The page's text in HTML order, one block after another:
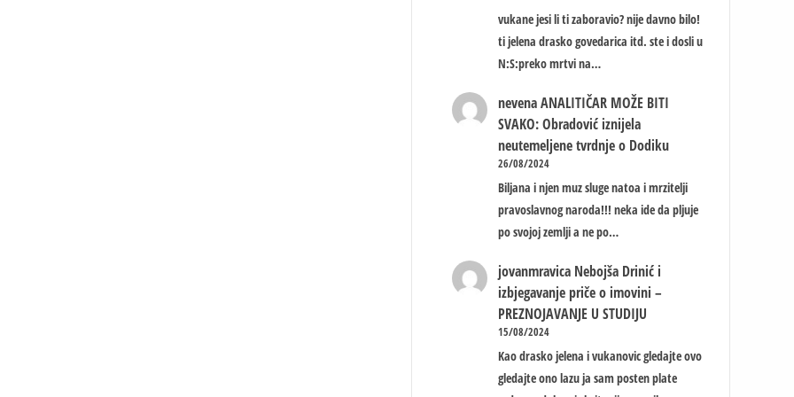
vukane jesi li ti zaboravio? nije davno bilo!
ti jelena drasko govedarica itd. ste i dosli u
N:S:preko mrtvi na…
nevena ANALITIČAR MOŽE BITI
SVAKO: Obradović iznijela
neutemeljene tvrdnje o Dodiku
26/08/2024
Biljana i njen muz sluge natoa i mrzitelji
pravoslavnog naroda!!! neka ide da pljuje
po svojoj zemlji a ne po…
jovanmravica Nebojša Drinić i
izbjegavanje priče o imovini –
PREZNOJAVANJE U STUDIJU
15/08/2024
Kao drasko jelena i vukanovic gledajte ovo
gledajte ono lazu ja sam posten plate